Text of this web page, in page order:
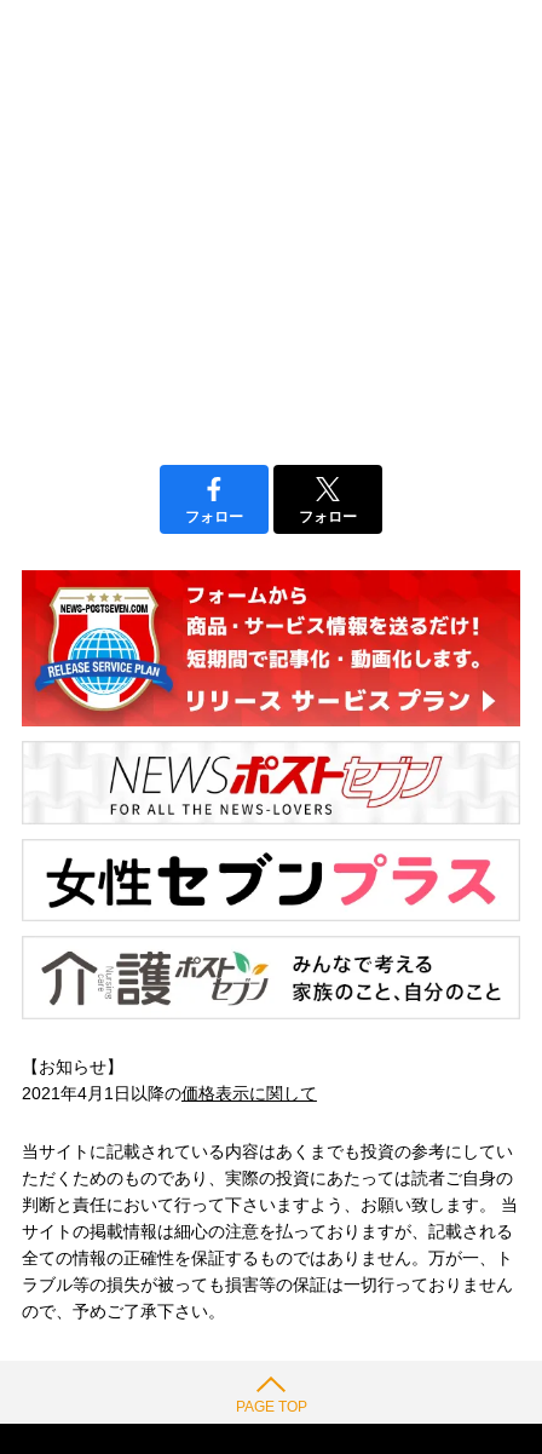
フォロー フォロー
【お知らせ】
2021年4月1日以降の価格表示に関して
当サイトに記載されている内容はあくまでも投資の参考にしてい
ただくためのものであり、実際の投資にあたっては読者ご自身の
判断と責任において行って下さいますよう、お願い致します。 当
サイトの掲載情報は細心の注意を払っておりますが、記載される
全ての情報の正確性を保証するものではありません。万が一、ト
ラブル等の損失が被っても損害等の保証は一切行っておりません
ので、予めご了承下さい。
PAGE TOP